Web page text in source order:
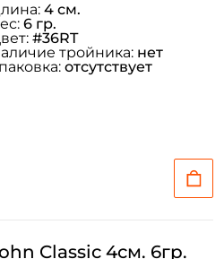
4 см.
6 гр.
#36RT
тройника: нет
отсутствует
Classic 4см. 6гр.